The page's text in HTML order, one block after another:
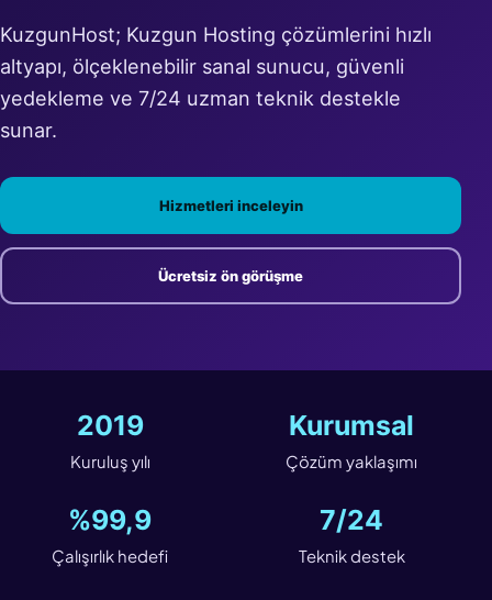
KuzgunHost; Kuzgun Hosting çözümlerini hızlı
altyapı, ölçeklenebilir sanal sunucu, güvenli
yedekleme ve 7/24 uzman teknik destekle
sunar.
Hizmetleri inceleyin
Ücretsiz ön görüşme
2019
Kuruluş yılı
Kurumsal
Çözüm yaklaşımı
%99,9
Çalışırlık hedefi
7/24
Teknik destek